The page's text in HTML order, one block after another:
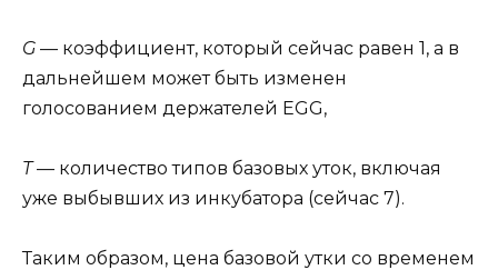
G — коэффициент, который сейчас равен 1, а в
дальнейшем может быть изменен
голосованием держателей EGG,
T— количество типов базовых уток, включая
уже выбывших из инкубатора (сейчас 7).
Таким образом, цена базовой утки со временем